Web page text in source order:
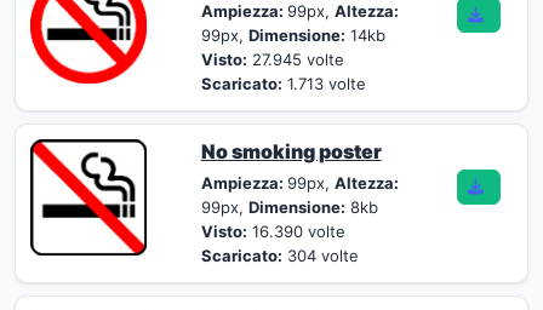
Ampiezza: 99px, Altezza:
99px, Dimensione: 14kb
Visto: 27.945 volte
Scaricato: 1.713 volte
No smoking poster
Ampiezza: 99px, Altezza:
99px, Dimensione: 8kb
Visto: 16.390 volte
Scaricato: 304 volte